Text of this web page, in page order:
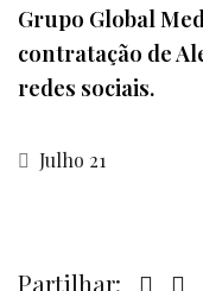
Grupo Global
contratação de
redes sociais.
Julho 21
Partilhar: